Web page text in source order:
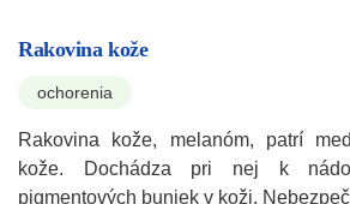
Rakovina kože
ochorenia
Rakovina kože, melanóm, patrí
kože. Dochádza pri nej k
pigmentových buniek v koži.